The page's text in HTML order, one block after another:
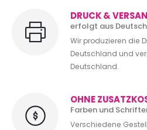
DRUCK &
erfolgt aus
Wir produzieren die
Deutschland und
Deutschland.
OHNE
Farben und
Verschiedene